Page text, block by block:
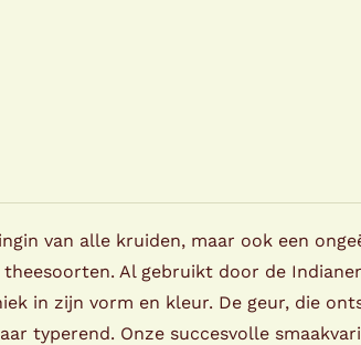
van alle kruiden, maar ook een
Al gebruikt door de
in zijn vorm en kleur. De geur, die
typerend. Onze succesvolle